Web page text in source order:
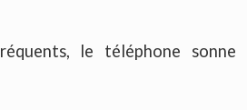
le téléphone sonne